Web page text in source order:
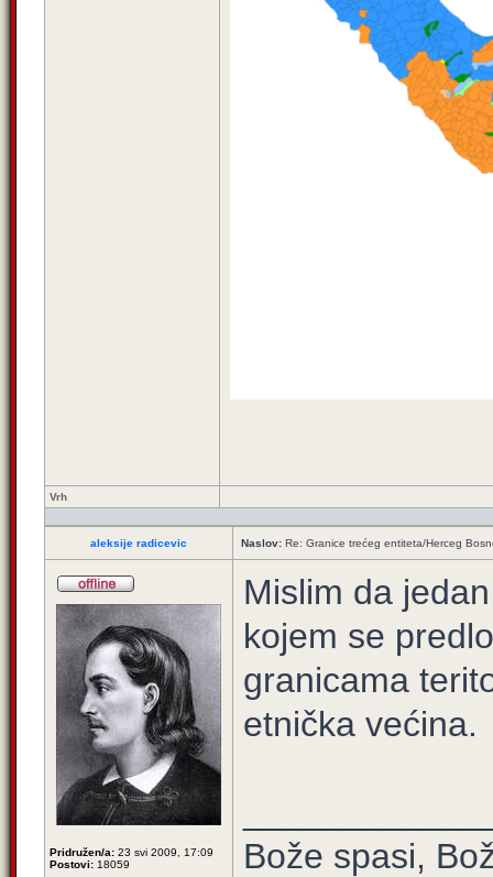
Vrh
aleksije radicevic Naslov: Re: Granice trećeg entiteta/Herceg
Pridružen/a: 23 svi 2009, 17:09
Postovi: 18059
Mislim da
kojem se
granicama
etnička većina.
Bože spasi,